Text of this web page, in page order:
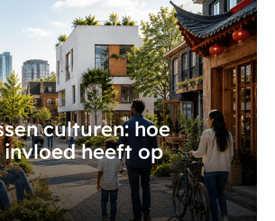
culturen: hoe
heeft op